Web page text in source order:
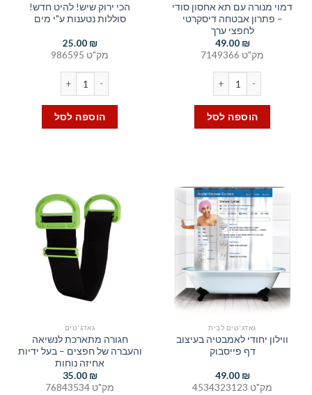
דמוי מנורה עם תא אחסון סודי
– פתרון אבטחה דיסקרטי
לחפצי ערך
49.00 ₪
מק"ט 7149366
הוספה לסל
הכי ירוק שיש! להיט חדש!
סוללות נטענות ע"י מים
25.00 ₪
מק"ט 986595
הוספה לסל
גאדג'טים לבית
ווילון יחודי לאמבטיה בעיצוב
דף פייסבוק
49.00 ₪
מק"ט 4534323123
גאדג'טים
חגורה מתארכת לנשיאה
והעברה של חפצים – בעל ידיות
אחיזה נוחות
35.00 ₪
מק"ט 76843534